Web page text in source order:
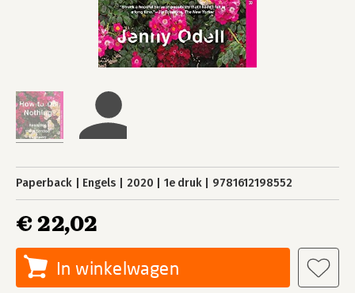
Paperback Engels 2020 1e druk 9781612198552
€ 22,02
In winkelwagen